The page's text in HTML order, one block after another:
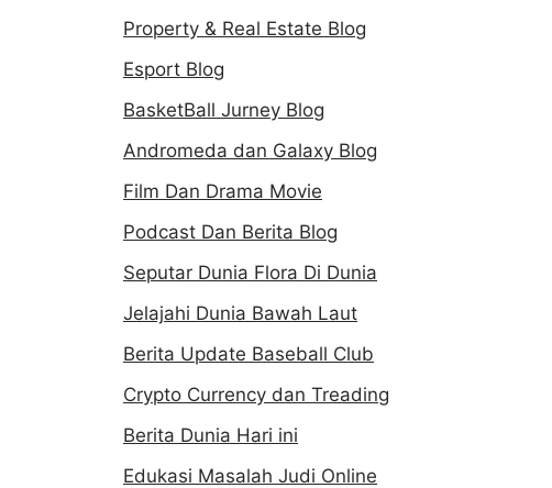
Property & Real Estate Blog
Esport Blog
BasketBall Jurney Blog
Andromeda dan Galaxy Blog
Film Dan Drama Movie
Podcast Dan Berita Blog
Seputar Dunia Flora Di Dunia
Jelajahi Dunia Bawah Laut
Berita Update Baseball Club
Crypto Currency dan Treading
Berita Dunia Hari ini
Edukasi Masalah Judi Online